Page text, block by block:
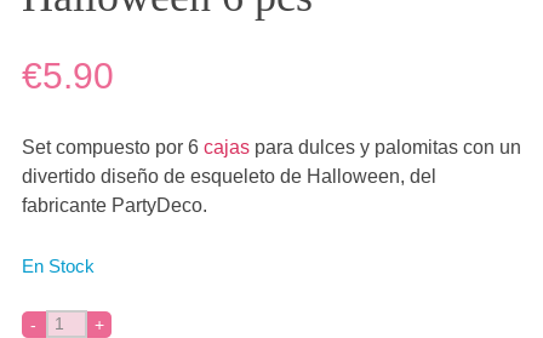
€5.90
Set compuesto por 6 cajaspara dulces y palomitas con un
divertido diseño de esqueleto de Halloween, del
fabricante PartyDeco.
En Stock